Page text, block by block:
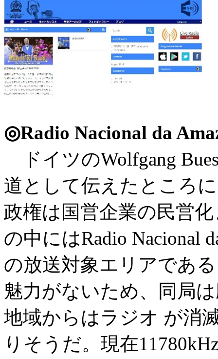
◎Radio Nacional da
ドイツのWolfgang
道として伝えたところ
政権は国営企業の民営
の中にはRadio Nacional
の放送対象エリアであ
魅力がないため、同局
地域からはラジオ が消
りそうだ。現在